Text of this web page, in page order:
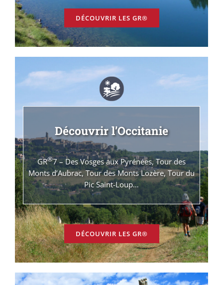
DÉCOUVRIR LES GR®
Découvrir l’Occitanie
GR®7 – Des Vosges aux Pyrénées, Tour des
Monts d’Aubrac, Tour des Monts Lozère, Tour du
Pic Saint-Loup…
DÉCOUVRIR LES GR®